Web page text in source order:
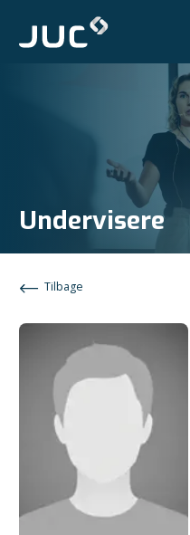
Undervisere
Tilbage